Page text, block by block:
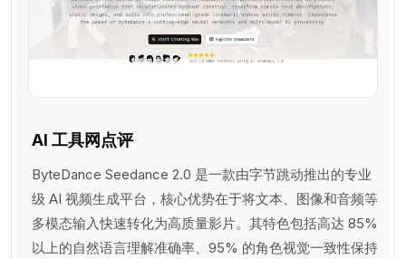
AI 工具网点评
ByteDance Seedance 2.0 是一款由字节跳动推出的专业
级 AI 视频生成平台，核心优势在于将文本、图像和音频等
多模态输入快速转化为高质量影片。其特色包括高达 85%
以上的自然语言理解准确率、95% 的角色视觉一致性保持